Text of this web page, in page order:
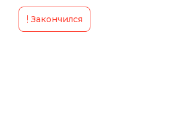
Закончился